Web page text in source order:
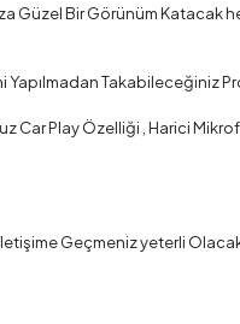
Güzel Bir Görünüm Katacak
Yapılmadan Takabileceğiniz
Car Play Özelliği , Harici
Geçmeniz yeterli